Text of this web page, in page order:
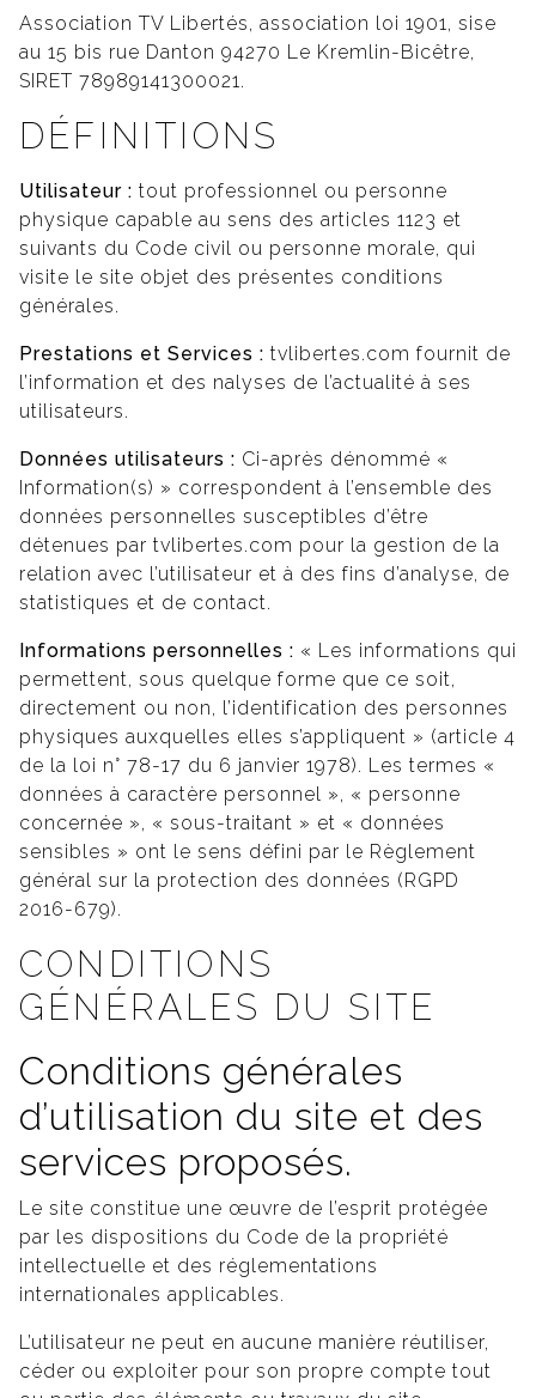
Association TV Libertés, association loi 1901, sise
au 15 bis rue Danton 94270 Le Kremlin-Bicêtre,
SIRET 78989141300021.
DÉFINITIONS
Utilisateur : tout professionnel ou personne
physique capable au sens des articles 1123 et
suivants du Code civil ou personne morale, qui
visite le site objet des présentes conditions
générales.
Prestations et Services : tvlibertes.com fournit de
l’information et des nalyses de l’actualité à ses
utilisateurs.
Données utilisateurs : Ci-après dénommé «
Information(s) » correspondent à l’ensemble des
données personnelles susceptibles d’être
détenues par tvlibertes.com pour la gestion de la
relation avec l’utilisateur et à des fins d’analyse, de
statistiques et de contact.
Informations personnelles : « Les informations qui
permettent, sous quelque forme que ce soit,
directement ou non, l’identification des personnes
physiques auxquelles elles s’appliquent » (article 4
de la loi n° 78-17 du 6 janvier 1978). Les termes «
données à caractère personnel », « personne
concernée », « sous-traitant » et « données
sensibles » ont le sens défini par le Règlement
général sur la protection des données (RGPD
2016-679).
CONDITIONS
GÉNÉRALES DU SITE
Conditions générales
d’utilisation du site et des
services proposés.
Le site constitue une œuvre de l’esprit protégée
par les dispositions du Code de la propriété
intellectuelle et des réglementations
internationales applicables.
L’utilisateur ne peut en aucune manière réutiliser,
céder ou exploiter pour son propre compte tout